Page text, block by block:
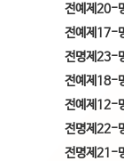
전예제20-
전예제17-
전명제23-
전예제18-
전예제12-
전명제22-
전명제21-